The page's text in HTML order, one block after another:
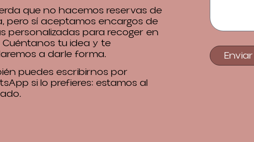
que no hacemos reservas de
pero sí aceptamos encargos de
personalizadas para recoger en
Cuéntanos tu idea y te
a darle forma.
puedes escribirnos por
si lo prefieres: estamos al
Enviar